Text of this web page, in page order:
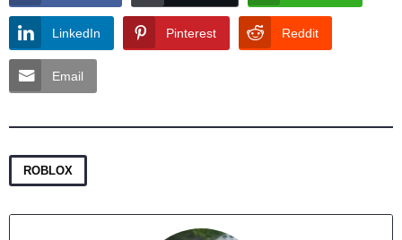
LinkedIn Pinterest Reddit
Email
ROBLOX